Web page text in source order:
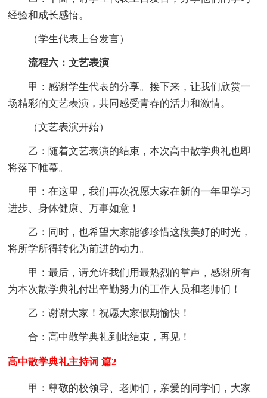
经验和成长感悟。
（学生代表上台发言）
流程六：文艺表演
甲：感谢学生代表的分享。接下来，让我们欣赏一
场精彩的文艺表演，共同感受青春的活力和激情。
（文艺表演开始）
乙：随着文艺表演的结束，本次高中散学典礼也即
将落下帷幕。
甲：在这里，我们再次祝愿大家在新的一年里学习
进步、身体健康、万事如意！
乙：同时，也希望大家能够珍惜这段美好的时光，
将所学所得转化为前进的动力。
甲：最后，请允许我们用最热烈的掌声，感谢所有
为本次散学典礼付出辛勤努力的工作人员和老师们！
乙：谢谢大家！祝愿大家假期愉快！
合：高中散学典礼到此结束，再见！
高中散学典礼主持词 篇2
甲：尊敬的校领导、老师们，亲爱的同学们，大家